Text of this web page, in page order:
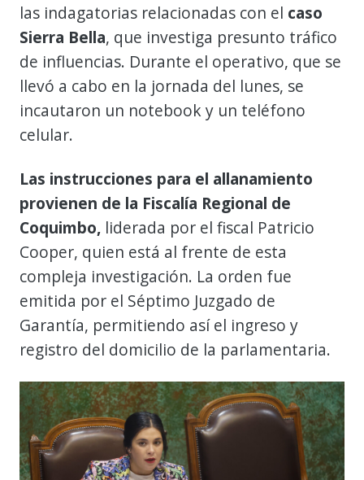
las indagatorias relacionadas con el caso
Sierra Bella, que investiga presunto tráfico
de influencias. Durante el operativo, que se
llevó a cabo en la jornada del lunes, se
incautaron un notebook y un teléfono
celular.
Las instrucciones para el allanamiento
provienen de la Fiscalía Regional de
Coquimbo, liderada por el fiscal Patricio
Cooper, quien está al frente de esta
compleja investigación. La orden fue
emitida por el Séptimo Juzgado de
Garantía, permitiendo así el ingreso y
registro del domicilio de la parlamentaria.